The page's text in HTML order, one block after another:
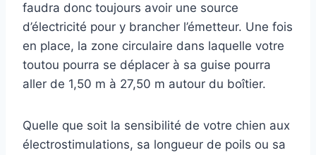
faudra donc toujours avoir une source
d’électricité pour y brancher l’émetteur. Une fois
en place, la zone circulaire dans laquelle votre
toutou pourra se déplacer à sa guise pourra
aller de 1,50 m à 27,50 m autour du boîtier.
Quelle que soit la sensibilité de votre chien aux
électrostimulations, sa longueur de poils ou sa